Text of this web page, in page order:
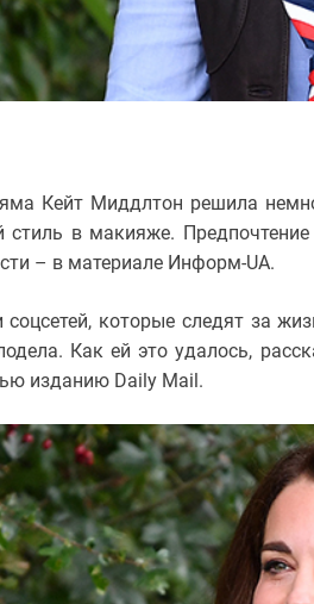
Кейт Миддлтон решила
стиль в макияже.
– в материале Информ-UA.
соцсетей, которые следят за
Как ей это удалось,
изданию Daily Mail.